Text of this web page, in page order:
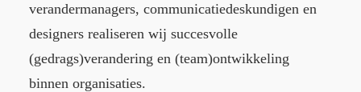
verandermanagers, communicatiedeskundigen en
designers realiseren wij succesvolle
(gedrags)verandering en (team)ontwikkeling
binnen organisaties.